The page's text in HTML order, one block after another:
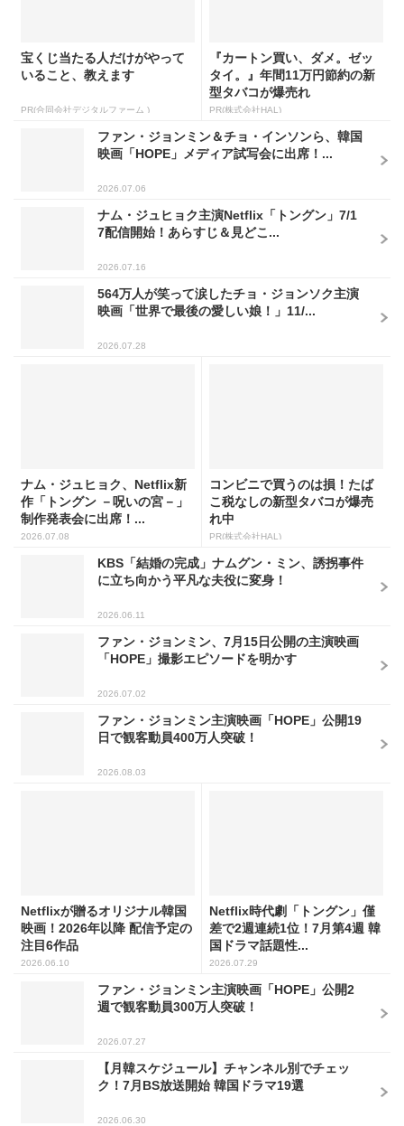
宝くじ当たる人だけがやって
いること、教えます
PR(合同会社デジタルファーム )
『カートン買い、ダメ。ゼッ
タイ。』年間11万円節約の新
型タバコが爆売れ
PR(株式会社HAL)
ファン・ジョンミン＆チョ・インソンら、韓国
映画「HOPE」メディア試写会に出席！...
2026.07.06
ナム・ジュヒョク主演Netflix「トングン」7/1
7配信開始！あらすじ＆見どこ...
2026.07.16
564万人が笑って涙したチョ・ジョンソク主演
映画「世界で最後の愛しい娘！」11/...
2026.07.28
ナム・ジュヒョク、Netflix新
作「トングン －呪いの宮－」
制作発表会に出席！...
2026.07.08
コンビニで買うのは損！たば
こ税なしの新型タバコが爆売
れ中
PR(株式会社HAL)
KBS「結婚の完成」ナムグン・ミン、誘拐事件
に立ち向かう平凡な夫役に変身！
2026.06.11
ファン・ジョンミン、7月15日公開の主演映画
「HOPE」撮影エピソードを明かす
2026.07.02
ファン・ジョンミン主演映画「HOPE」公開19
日で観客動員400万人突破！
2026.08.03
Netflixが贈るオリジナル韓国
映画！2026年以降 配信予定の
注目6作品
2026.06.10
Netflix時代劇「トングン」僅
差で2週連続1位！7月第4週 韓
国ドラマ話題性...
2026.07.29
ファン・ジョンミン主演映画「HOPE」公開2
週で観客動員300万人突破！
2026.07.27
【月韓スケジュール】チャンネル別でチェッ
ク！7月BS放送開始 韓国ドラマ19選
2026.06.30